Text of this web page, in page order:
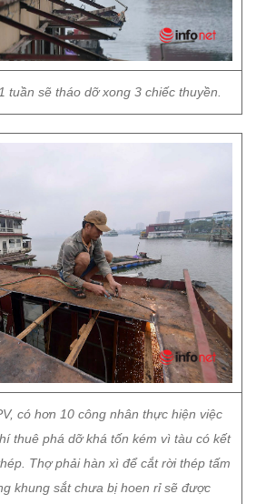
tuần sẽ tháo dỡ xong 3 chiếc thuyền.
có hơn 10 công nhân thực hiện việc
thuê phá dỡ khá tốn kém vì tàu có kết
Thợ phải hàn xì để cắt rời thép tấm
khung sắt chưa bị hoen rỉ sẽ được